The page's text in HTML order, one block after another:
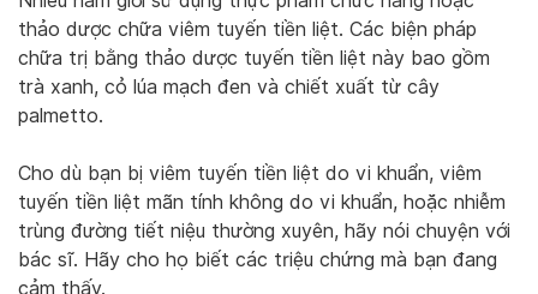
thảo dược chữa viêm tuyến tiền liệt. Các biện pháp
chữa trị bằng thảo dược tuyến tiền liệt này bao gồm
trà xanh, cỏ lúa mạch đen và chiết xuất từ ​​cây
palmetto.
Cho dù bạn bị viêm tuyến tiền liệt do vi khuẩn, viêm
tuyến tiền liệt mãn tính không do vi khuẩn, hoặc nhiễm
trùng đường tiết niệu thường xuyên, hãy nói chuyện với
bác sĩ. Hãy cho họ biết các triệu chứng mà bạn đang
cảm thấy.